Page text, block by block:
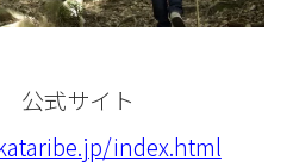
公式サイト
index.html